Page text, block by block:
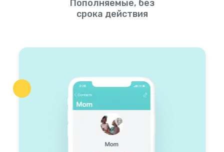
Пополняемые, без
срока действия